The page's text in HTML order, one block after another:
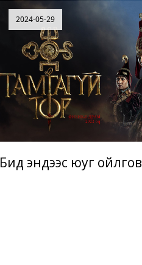
2024-05-29
Бид эндээс юуг